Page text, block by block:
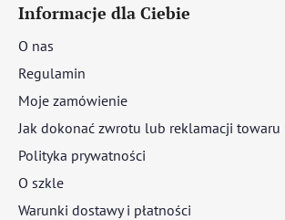
Informacje dla Ciebie
O nas
Regulamin
Moje zamówienie
Jak dokonać zwrotu lub reklamacji towaru
Polityka prywatności
O szkle
Warunki dostawy i płatności